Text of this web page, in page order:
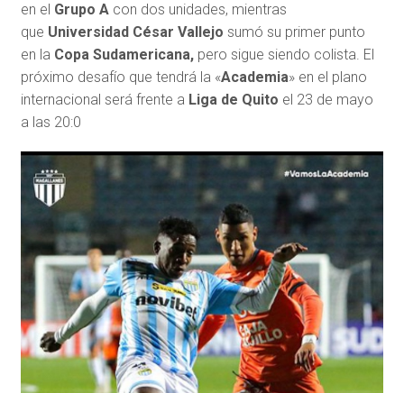
en el Grupo Acon dos unidades, mientras
que Universidad César Vallejo sumó su primer punto
en la Copa Sudamericana,pero sigue siendo colista. El
próximo desafío que tendrá la «Academia» en el plano
internacional será frente a Liga de Quito el 23 de mayo
a las 20:0